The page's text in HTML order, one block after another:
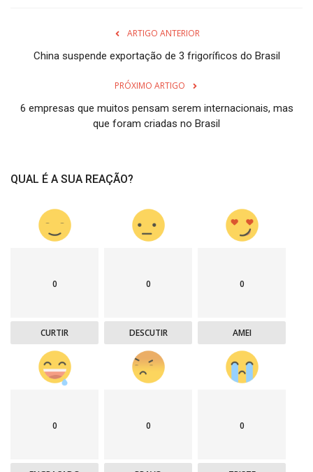
ARTIGO ANTERIOR
China suspende exportação de 3 frigoríficos do Brasil
PRÓXIMO ARTIGO
6 empresas que muitos pensam serem internacionais, mas
que foram criadas no Brasil
QUAL É A SUA REAÇÃO?
0
CURTIR
0
DESCUTIR
0
AMEI
0 0 0